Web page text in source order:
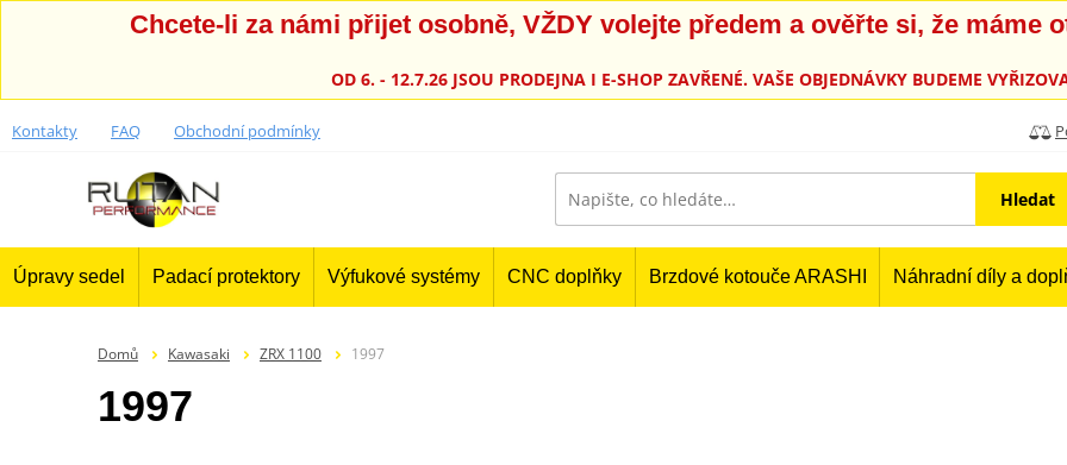
Chcete-li za námi přijet osobně, VŽDY volejte předem a ověřte si, že máme
OD 6. - 12.7.26 JSOU PRODEJNA I E-SHOP ZAVŘENÉ. VAŠE OBJEDNÁVKY BUDEME
Kontakty FAQ Obchodní podmínky
Hledat
Úpravy sedel Padací protektory Výfukové systémy CNC doplňky Brzdové kotouče ARASHI Náhradní díly a
Domů Kawasaki ZRX 1100 1997
1997